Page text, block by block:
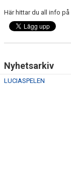
Här hittar du all info på
Nyhetsarkiv
LUCIASPELEN